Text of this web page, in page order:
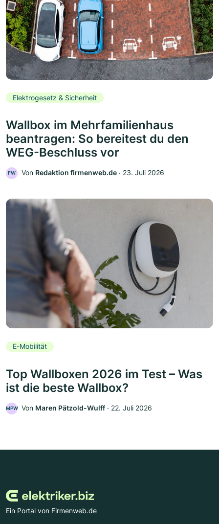
Elektrogesetz & Sicherheit
Wallbox im Mehrfamilienhaus
beantragen: So bereitest du den
WEG-Beschluss vor
FW Von Redaktion firmenweb.de ‧ 23. Juli 2026
E-Mobilität
Top Wallboxen 2026 im Test – Was
ist die beste Wallbox?
MPW Von Maren Pätzold-Wulff ‧ 22. Juli 2026
Ein Portal von Firmenweb.de